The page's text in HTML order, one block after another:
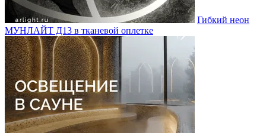
Гибкий неон
МУНЛАЙТ Д13 в тканевой оплетке